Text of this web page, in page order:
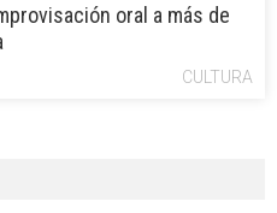
oral a más de
CULTURA